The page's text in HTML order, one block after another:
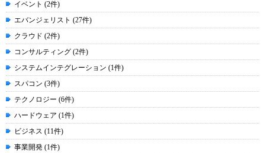
イベント (2件)
エバンジェリスト (27件)
クラウド (2件)
コンサルティング (2件)
システムインテグレーション (1件)
スパコン (3件)
テクノロジー (6件)
ハードウェア (1件)
ビジネス (11件)
事業開発 (1件)